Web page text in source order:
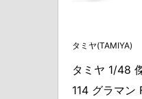
タミヤ(TAMIYA)
タミヤ 1/48
114 グラマン